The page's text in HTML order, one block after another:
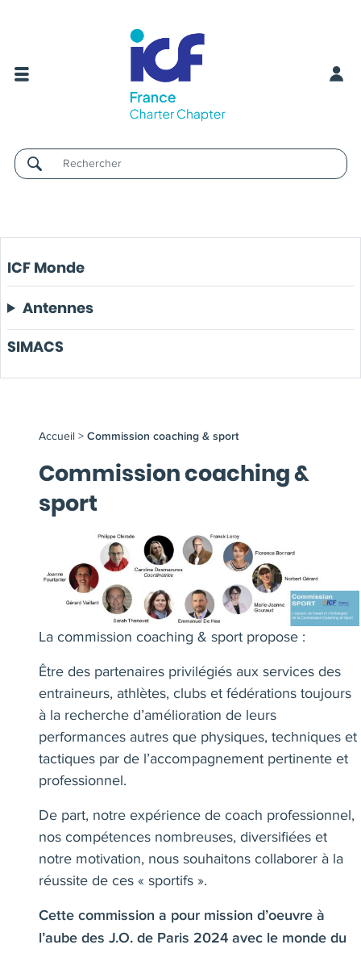
Username
ICF Monde
Antennes
SIMACS
Accueil > Commission coaching & sport
Commission coaching &
sport
La commission coaching & sport propose :
Être des partenaires privilégiés aux services des
entraineurs, athlètes, clubs et fédérations toujours
à la recherche d’amélioration de leurs
performances autres que physiques, techniques et
tactiques par de l’accompagnement pertinente et
professionnel.
De part, notre expérience de coach professionnel,
nos compétences nombreuses, diversifiées et
notre motivation, nous souhaitons collaborer à la
réussite de ces « sportifs ».
Cette commission a pour mission d’oeuvre à
l’aube des J.O. de Paris 2024 avec le monde du